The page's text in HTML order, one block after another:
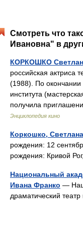
Смотреть что
Ивановна" в
КОРКОШКО
российская актриса
(1988). По окончании
института
получила
Энциклопедия кино
Коркошко,
рождения: 12
рождения: Кривой
Национальный
Ивана Франко —
драматический